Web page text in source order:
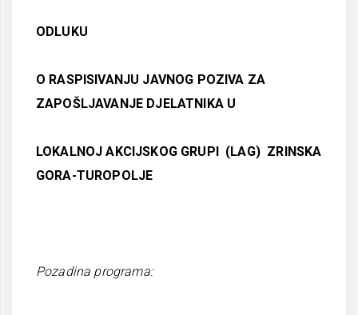
ODLUKU
O RASPISIVANJU JAVNOG POZIVA ZA
ZAPOŠLJAVANJE DJELATNIKA U
LOKALNOJ AKCIJSKOG GRUPI (LAG) ZRINSKA
GORA-TUROPOLJE
Pozadina programa: